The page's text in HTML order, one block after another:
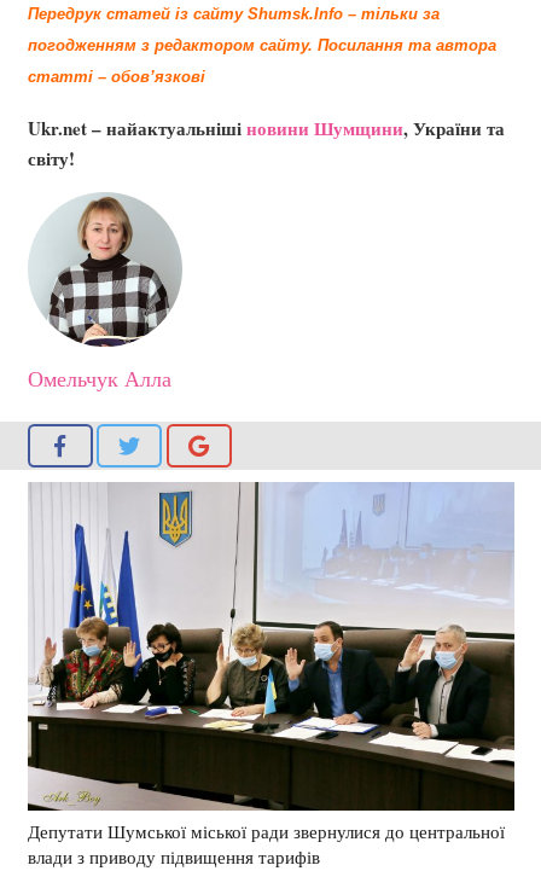
Передрук статей із сайту Shumsk.Info – тільки за
погодженням з редактором сайту. Посилання та автора
статті – обов’язкові
Ukr.net – найактуальнішіновини Шумщини, України та
світу!
Омельчук Алла
Депутати Шумської міської ради звернулися до центральної
влади з приводу підвищення тарифів